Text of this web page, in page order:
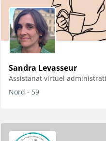
Sandra Levasseur
Assistanat virtuel
Nord - 59